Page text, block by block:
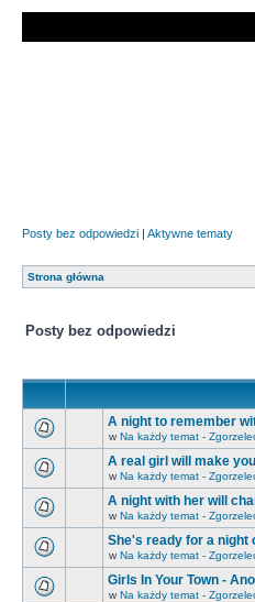
Posty bez odpowiedzi | Aktywne tematy
Strona główna
Posty bez odpowiedzi
A night to remember
w Na każdy temat -
A real girl will make
w Na każdy temat -
A night with her will
w Na każdy temat -
She's ready for a night
w Na każdy temat -
Girls In Your Town -
w Na każdy temat -